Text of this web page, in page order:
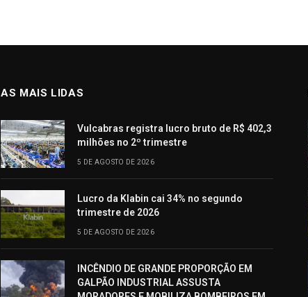
AS MAIS LIDAS
Vulcabras registra lucro bruto de R$ 402,3
milhões no 2º trimestre
5 DE AGOSTO DE 2026
Lucro da Klabin cai 34% no segundo
trimestre de 2026
5 DE AGOSTO DE 2026
INCÊNDIO DE GRANDE PROPORÇÃO EM
GALPÃO INDUSTRIAL ASSUSTA